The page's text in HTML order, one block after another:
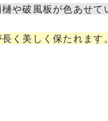
や破風板が色あせて
く美しく保たれます。